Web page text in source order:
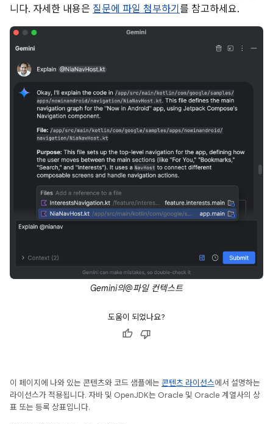
니다. 자세한 내용은 질문에 파일 첨부하기 를 참고하세요.
Gemini의@파일 컨텍스트
도움이 되었나요?
이 페이지에 나와 있는 콘텐츠와 코드 샘플에는 콘텐츠 라이선스에서 설명하는
라이선스가 적용됩니다. 자바 및 OpenJDK는 Oracle 및 Oracle 계열사의 상
표 또는 등록 상표입니다.